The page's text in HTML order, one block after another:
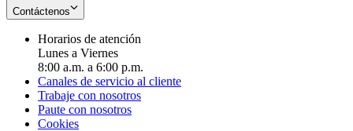
Contáctenos
Horarios de atención
Lunes a Viernes
8:00 a.m. a 6:00 p.m.
Canales de servicio al cliente
Trabaje con nosotros
Paute con nosotros
Cookies